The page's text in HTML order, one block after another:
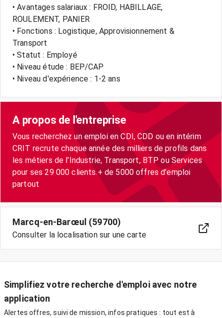
• Avantages salariaux : FROID, HABILLAGE,
ROULEMENT, PANIER
• Fonctions : Logistique, Approvisionnement &
Transport
• Statut : Employé
• Niveau étude : BEP/CAP
• Niveau d'expérience : 1-2 ans
A propos de l'entreprise
Vous recherchez un emploi en CDI, CDD ou en intérim
CRIT recrute chaque année des milliers de profils dans
les métiers de l'Industrie, Transport, BTP ou Services
pour ses 29 000 clients.+ de 5000 offres d'emploi
partout
Marcq-en-Barœul (59700)
Consulter la localisation sur une carte
Simplifiez votre recherche d'emploi avec notre
application
Alertes offres, suivi de mission, infos pratiques : tout est à